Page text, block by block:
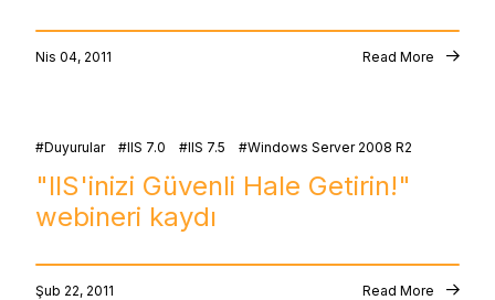
Nis 04, 2011 Read More
Duyurular IIS 7.0 IIS 7.5 Windows Server 2008 R2
"IIS'inizi Güvenli Hale Getirin!"
webineri kaydı
Şub 22, 2011 Read More